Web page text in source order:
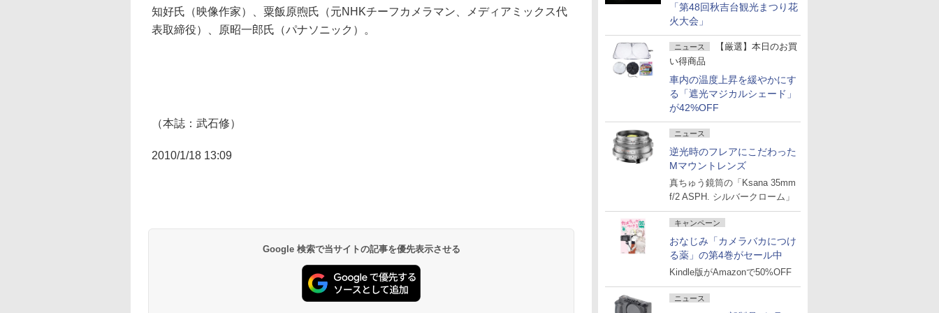
「第48回秋吉台観光まつり花
火大会」
ニュース
【厳選】本日のお買
い得商品
車内の温度上昇を緩やかにす
る「遮光マジカルシェード」
が42%OFF
ニュース
逆光時のフレアにこだわった
Mマウントレンズ
真ちゅう鏡筒の「Ksana 35mm
f/2 ASPH. シルバークローム」
キャンペーン
おなじみ「カメラバカにつけ
る薬」の第4巻がセール中
Kindle版がAmazonで50%OFF
ニュース
知好氏（映像作家）、粟飯原煦氏（元NHKチーフカメラマン、メディアミックス代
表取締役）、原昭一郎氏（パナソニック）。
（本誌：武石修）
2010/1/18 13:09
Google 検索で当サイトの記事を優先表示させる